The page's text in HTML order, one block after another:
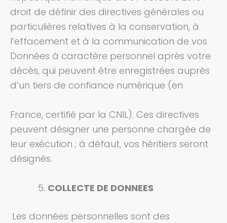
droit de définir des directives générales ou
particulières relatives à la conservation, à
l’effacement et à la communication de vos
Données à caractère personnel après votre
décès, qui peuvent être enregistrées auprès
d’un tiers de confiance numérique (en
France, certifié par la CNIL). Ces directives
peuvent désigner une personne chargée de
leur exécution ; à défaut, vos héritiers seront
désignés.
COLLECTE DE DONNEES
Les données personnelles sont des